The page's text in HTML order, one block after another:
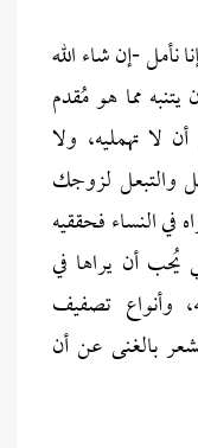
نأمل -إن شاء الله
مما هو مُقدم
لا تهمليه، ولا
والتبعل لزوجك
في النساء فحققيه
يُحب أن يراها في
وأنواع تصفيف
بالغنى عن أن